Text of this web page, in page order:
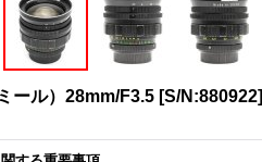
ール）28mm/F3.5 [S/N:880922]